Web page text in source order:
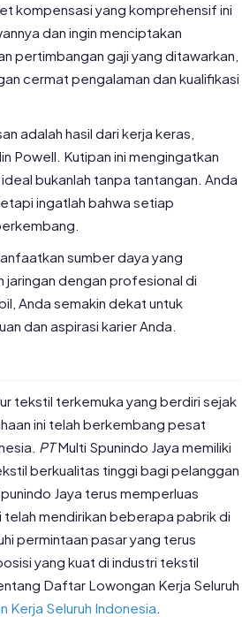
kompensasi yang komprehensif ini
dan ingin menciptakan
pertimbangan gaji yang ditawarkan,
cermat pengalaman dan kualifikasi
adalah hasil dari kerja keras,
Powell. Kutipan ini mengingatkan
bukanlah tanpa tantangan. Anda
ingatlah bahwa setiap
sumber daya yang
dengan profesional di
Anda semakin dekat untuk
dan aspirasi karier Anda.
tekstil terkemuka yang berdiri sejak
ini telah berkembang pesat
PTMulti Spunindo Jaya memiliki
berkualitas tinggi bagi pelanggan
Jaya terus memperluas
mendirikan beberapa pabrik di
permintaan pasar yang terus
yang kuat di industri tekstil
Daftar Lowongan Kerja Seluruh
Kerja Seluruh Indonesia